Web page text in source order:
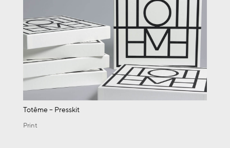
Totême – Presskit
Print